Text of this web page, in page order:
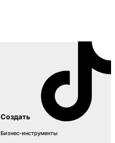
Создать
Бизнес-инструменты